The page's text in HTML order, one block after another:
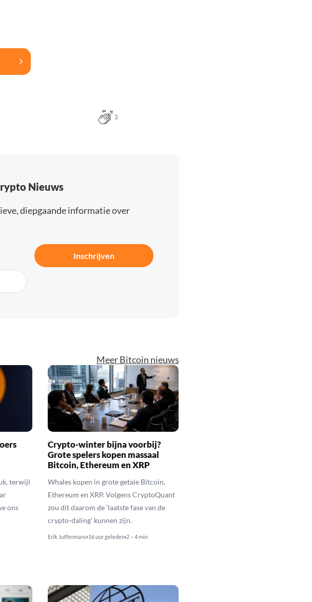
3
Nieuws
diepgaande informatie over
Inschrijven
Meer Bitcoin nieuws
terwijl
ons
Crypto-winter bijna voorbij?
Grote spelers kopen massaal
Bitcoin, Ethereum en XRP
Whales kopen in grote getale Bitcoin,
Ethereum en XRP. Volgens CryptoQuant
zou dit daarom de ‘laatste fase van de
crypto-daling’ kunnen zijn.
Erik Juffermans 16 uur geleden 2 – 4 min